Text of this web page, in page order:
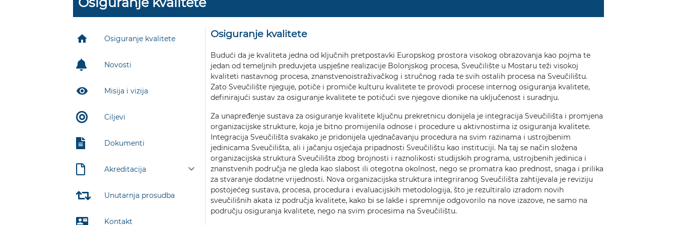
home Osiguranje kvalitete
Novosti
remove_red_eye Misija i vizija
Ciljevi
Dokumenti
Akreditacija keyboard_arrow_down
Unutarnja prosudba
contact_mail Kontakt
Osiguranje kvalitete
Budući da je kvaliteta jedna od ključnih pretpostavki Europskog prostora visokog obrazovanja kao pojma te
jedan od temeljnih preduvjeta uspješne realizacije Bolonjskog procesa, Sveučilište u Mostaru teži visokoj
kvaliteti nastavnog procesa, znanstvenoistraživačkog i stručnog rada te svih ostalih procesa na Sveučilištu.
Zato Sveučilište njeguje, potiče i promiče kulturu kvalitete te provodi procese internog osiguranja kvalitete,
definirajući sustav za osiguranje kvalitete te potičući sve njegove dionike na uključenost i suradnju.
Za unapređenje sustava za osiguranje kvalitete ključnu prekretnicu donijela je integracija Sveučilišta i promjena
organizacijske strukture, koja je bitno promijenila odnose i procedure u aktivnostima iz osiguranja kvalitete.
Integracija Sveučilišta svakako je pridonijela ujednačavanju procedura na svim razinama i ustrojbenim
jedinicama Sveučilišta, ali i jačanju osjećaja pripadnosti Sveučilištu kao instituciji. Na taj se način složena
organizacijska struktura Sveučilišta zbog brojnosti i raznolikosti studijskih programa, ustrojbenih jedinica i
znanstvenih područja ne gleda kao slabost ili otegotna okolnost, nego se promatra kao prednost, snaga i prilika
za stvaranje dodatne vrijednosti. Nova organizacijska struktura integriranog Sveučilišta zahtijevala je reviziju
postojećeg sustava, procesa, procedura i evaluacijskih metodologija, što je rezultiralo izradom novih
sveučilišnih akata iz područja kvalitete, kako bi se lakše i spremnije odgovorilo na nove izazove, ne samo na
području osiguranja kvalitete, nego na svim procesima na Sveučilištu.